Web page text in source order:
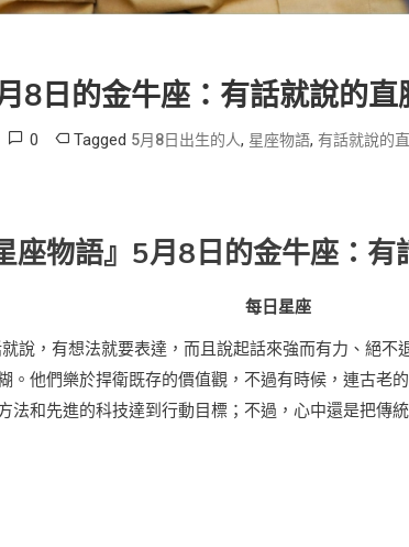
8日的金牛座：有話就說的直
0 Tagged 5月8日出生的人, 星座物語, 有話就說的
座物語』 5月8 日的金牛座：有
每日星座
說，有想法就要表達，而且說起話來強而有力、絕
。他們樂於捍衛既存的價值觀，不過有時候，連古老
法和先進的科技達到行動目標；不過，心中還是把傳